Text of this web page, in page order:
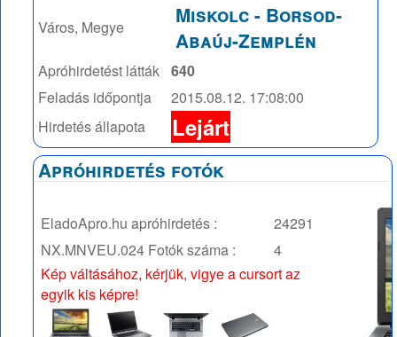
Város, Megye Miskolc- Borsod-
Abaúj-Zemplén
Apróhirdetést látták 640
Feladás időpontja
2015.08.12. 17:08:00
Hirdetés állapota
Lejárt
Apróhirdetés fotók
EladoApro.hu apróhirdetés :
24291
NX.MNVEU.024 Fotók száma :
4
Kép váltásához, kérjük, vigye a cursort az
egyik kis képre!